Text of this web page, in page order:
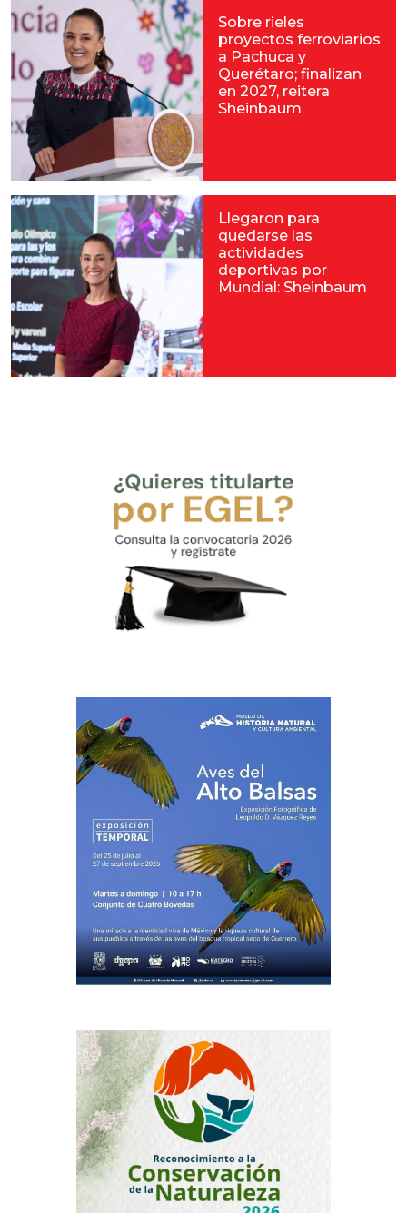
Sobre rieles
proyectos ferroviarios
a Pachuca y
Querétaro; finalizan
en 2027, reitera
Sheinbaum
Llegaron para
quedarse las
actividades
deportivas por
Mundial: Sheinbaum